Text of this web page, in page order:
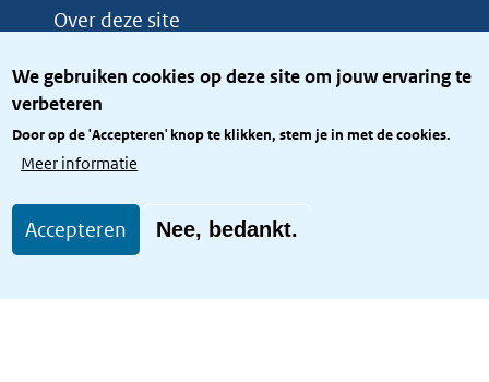
We gebruiken cookies op deze site om jouw ervaring te
verbeteren
Door op de 'Accepteren' knop te klikken, stem je in met de cookies.
Meer informatie
Accepteren Nee, bedankt.
Over deze site
Privacy
Toegang site openbaar
Toegankelijkheid